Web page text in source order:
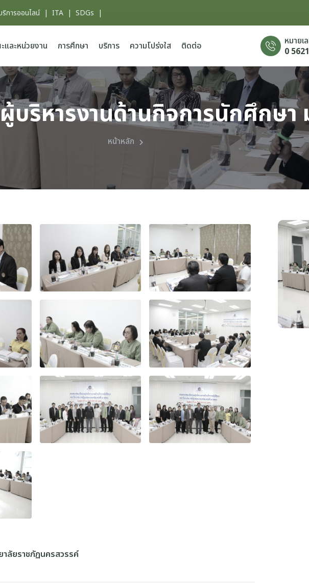
ริการออนไลน์| ITA | SDGs |
และหน่วยงาน การศึกษา บริการ ความโปร่งใส ติดต่อ
หมายเ
0
บริหารงานด้านกิจการนักศึกษา
หน้าหลัก
าลัยราชภัฏนครสวรรค์